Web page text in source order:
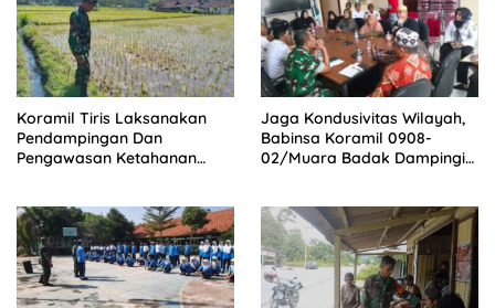
Koramil Tiris Laksanakan
Pendampingan Dan
Pengawasan Ketahanan
Jaga Kondusivitas Wilayah,
Babinsa Koramil 0908-
02/Muara Badak Dampingi